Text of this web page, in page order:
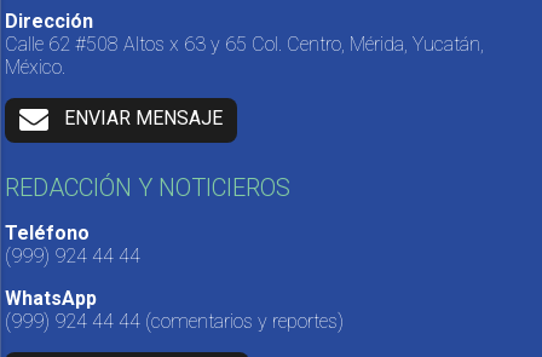
Dirección
Calle 62 #508 Altos x 63 y 65 Col. Centro, Mérida, Yucatán,
México.
ENVIAR MENSAJE
REDACCIÓN Y NOTICIEROS
Teléfono
(999) 924 44 44
WhatsApp
(999) 924 44 44 (comentarios y reportes)